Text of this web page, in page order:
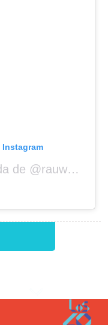
Una publicación compartida de @rauwalejandro